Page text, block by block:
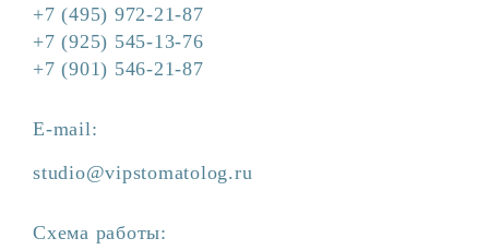
+7 (495) 972-21-87
+7 (925) 545-13-76
+7 (901) 546-21-87
E-mail:
studio@vipstomatolog.ru
Схема работы: